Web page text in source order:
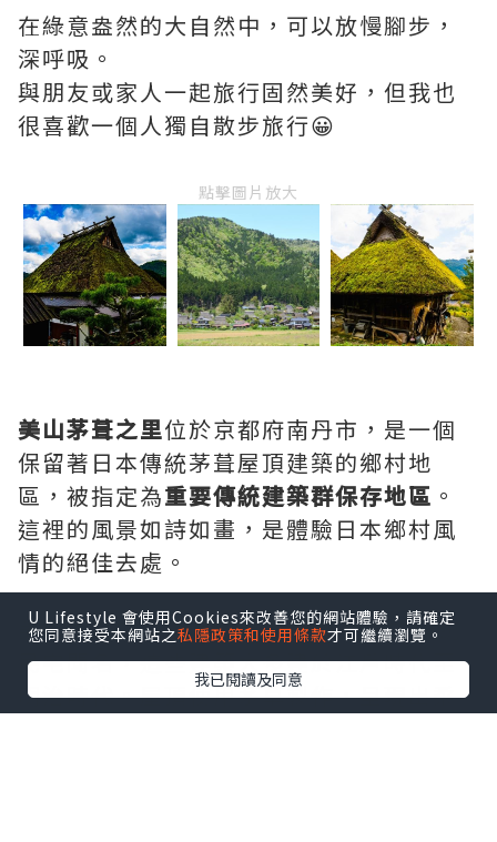
U Lifestyle 會使用Cookies來改善您的網站體驗，請確定
您同意接受本網站之私隱政策和使用條款才可繼續瀏覽。
我已閱讀及同意
在綠意盎然的大自然中，可以放慢腳步，
深呼吸。
與朋友或家人一起旅行固然美好，但我也
很喜歡一個人獨自散步旅行😀
點擊圖片放大
美山茅葺之里位於京都府南丹市，是一個
保留著日本傳統茅葺屋頂建築的鄉村地
區，被指定為重要傳統建築群保存地區 。
這裡的風景如詩如畫，是體驗日本鄉村風
情的絕佳去處。
美山茅葺之里以其約40棟茅葺屋頂的傳統
民宅聞名，這些建築大多建於江戶時代至
明治時代。屋頂使用茅草製作，呈現出柔